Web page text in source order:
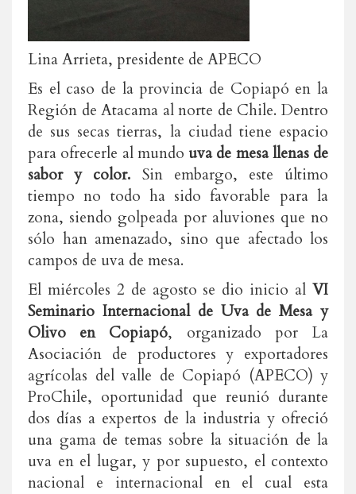
Lina Arrieta, presidente de APECO
Es el caso de la provincia de Copiapó en la
Región de Atacama al norte de Chile. Dentro
de sus secas tierras, la ciudad tiene espacio
para ofrecerle al mundo uva de mesa llenas de
sabor y color. Sin embargo, este último
tiempo no todo ha sido favorable para la
zona, siendo golpeada por aluviones que no
sólo han amenazado, sino que afectado los
campos de uva de mesa.
El miércoles 2 de agosto se dio inicio al VI
Seminario Internacional de Uva de Mesa y
Olivo en Copiapó, organizado por La
Asociación de productores y exportadores
agrícolas del valle de Copiapó (APECO) y
ProChile, oportunidad que reunió durante
dos días a expertos de la industria y ofreció
una gama de temas sobre la situación de la
uva en el lugar, y por supuesto, el contexto
nacional e internacional en el cual esta